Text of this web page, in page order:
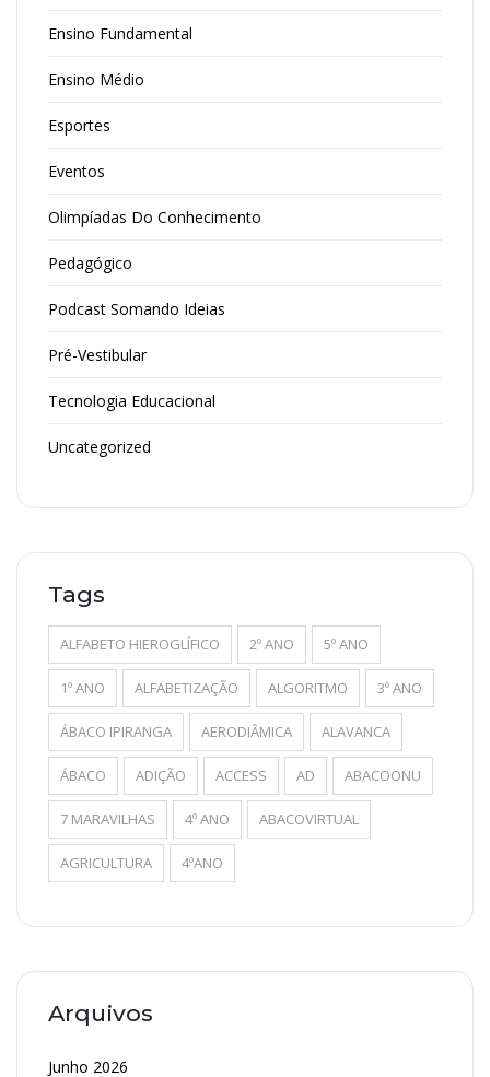
Ensino Fundamental
Ensino Médio
Esportes
Eventos
Olimpíadas Do Conhecimento
Pedagógico
Podcast Somando Ideias
Pré-Vestibular
Tecnologia Educacional
Uncategorized
Tags
ALFABETO HIEROGLÍFICO 2º ANO 5º ANO
1º ANO ALFABETIZAÇÃO ALGORITMO 3º ANO
ÁBACO IPIRANGA AERODIÂMICA ALAVANCA
ÁBACO ADIÇÃO ACCESS AD ABACOONU
7 MARAVILHAS 4º ANO ABACOVIRTUAL
AGRICULTURA 4ºANO
Arquivos
Junho 2026